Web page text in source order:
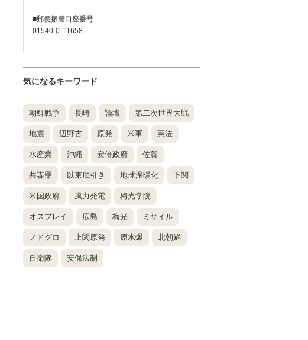
■郵便振替口座番号
01540-0-11658
気になるキーワード
朝鮮戦争 長崎 論壇 第二次世界大戦
地震 辺野古 原発 米軍 憲法
水産業 沖縄 安倍政府 佐賀
共謀罪 以東底引き 地球温暖化 下関
米国政府 風力発電 梅光学院
オスプレイ 広島 梅光 ミサイル
ノドグロ 上関原発 原水爆 北朝鮮
自衛隊 安保法制